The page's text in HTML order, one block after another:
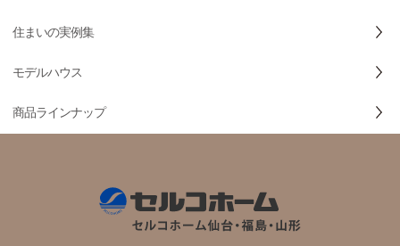
住まいの実例集
モデルハウス
商品ラインナップ